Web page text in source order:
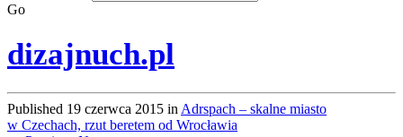
Go
dizajnuch.pl
Published 19 czerwca 2015 in Adrspach – skalne miasto
w Czechach, rzut beretem od Wrocławia